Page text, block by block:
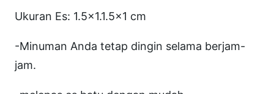
n
Ukuran Es: 1.5×1.1.5×1 cm
-Minuman Anda tetap dingin selama berjam-
jam.